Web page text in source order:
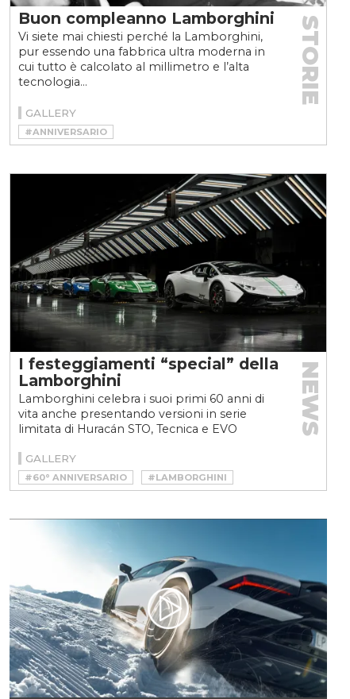
Buon compleanno Lamborghini
Vi siete mai chiesti perché la Lamborghini,
pur essendo una fabbrica ultra moderna in
cui tutto è calcolato al millimetro e l’alta
tecnologia...
STORIE
GALLERY
#ANNIVERSARIO
#FERRUCCIO LAMBORGHINI
I festeggiamenti “special” della
Lamborghini
Lamborghini celebra i suoi primi 60 anni di
vita anche presentando versioni in serie
limitata di Huracán STO, Tecnica e EVO
NEWS
GALLERY
#60° ANNIVERSARIO
#LAMBORGHINI
#LAMBORGHINI HURACAN